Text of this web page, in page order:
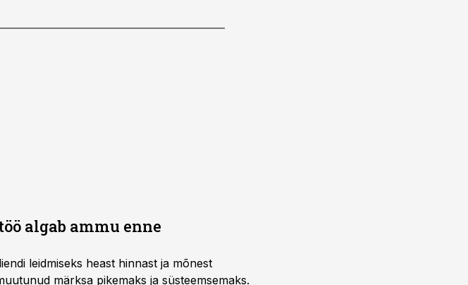
algab ammu enne
leidmiseks heast hinnast ja mõnest
märksa pikemaks ja süsteemsemaks.